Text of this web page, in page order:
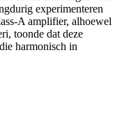
experimenteren
A amplifier, alhoewel
toonde dat deze
harmonisch in